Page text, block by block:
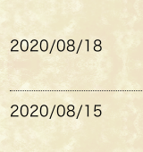
2020/08/18
2020/08/15